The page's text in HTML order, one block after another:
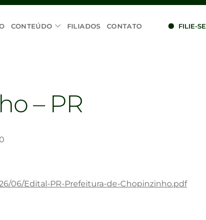
CONTEÚDO FILIADOS CONTATO FILIE-SE
– PR
06/Edital-PR-Prefeitura-de-Chopinzinho.pdf